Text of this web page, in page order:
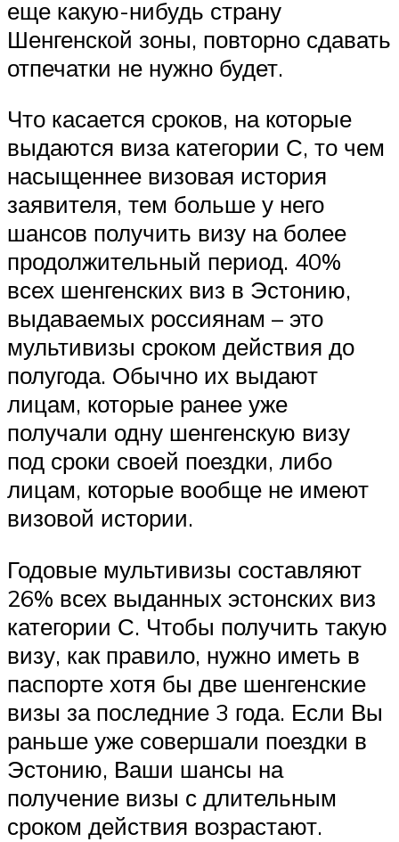
еще какую-нибудь страну
Шенгенской зоны, повторно сдавать
отпечатки не нужно будет.
Что касается сроков, на которые
выдаются виза категории С, то чем
насыщеннее визовая история
заявителя, тем больше у него
шансов получить визу на более
продолжительный период. 40%
всех шенгенских виз в Эстонию,
выдаваемых россиянам – это
мультивизы сроком действия до
полугода. Обычно их выдают
лицам, которые ранее уже
получали одну шенгенскую визу
под сроки своей поездки, либо
лицам, которые вообще не имеют
визовой истории.
Годовые мультивизы составляют
26% всех выданных эстонских виз
категории С. Чтобы получить такую
визу, как правило, нужно иметь в
паспорте хотя бы две шенгенские
визы за последние 3 года. Если Вы
раньше уже совершали поездки в
Эстонию, Ваши шансы на
получение визы с длительным
сроком действия возрастают.